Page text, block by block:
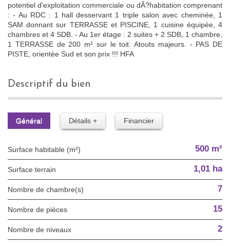
potentiel d'exploitation commerciale ou dÂ?habitation comprenant
: - Au RDC : 1 hall desservant 1 triple salon avec cheminée, 1
SAM donnant sur TERRASSE et PISCINE, 1 cuisine équipée, 4
chambres et 4 SDB. - Au 1er étage : 2 suites + 2 SDB, 1 chambre,
1 TERRASSE de 200 m² sur le toit. Atouts majeurs. - PAS DE
PISTE, orientée Sud et son prix !!! HFA
descriptif du bien
Général Détails + Financier
Surface habitable (m²) 500 m²
surface terrain 1,01 ha
Nombre de chambre(s) 7
Nombre de pièces 15
Nombre de niveaux 2